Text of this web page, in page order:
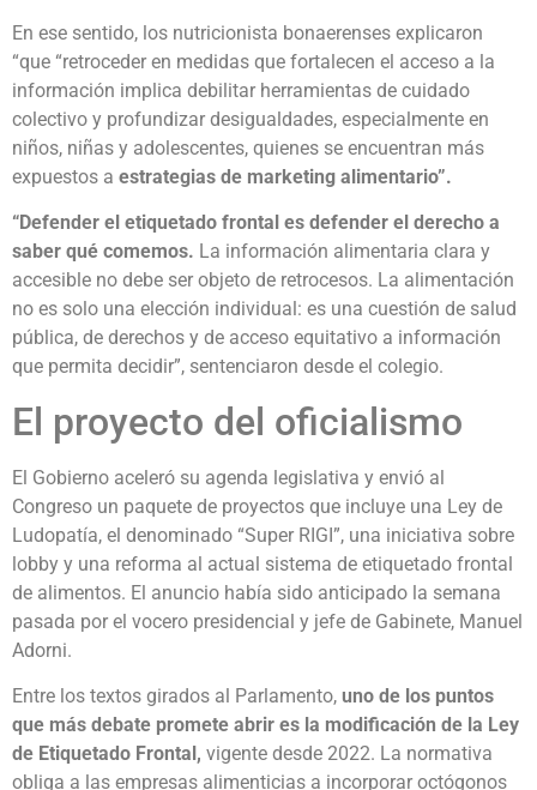
En ese sentido, los nutricionista bonaerenses explicaron
“que “retroceder en medidas que fortalecen el acceso a la
información implica debilitar herramientas de cuidado
colectivo y profundizar desigualdades, especialmente en
niños, niñas y adolescentes, quienes se encuentran más
expuestos a estrategias de marketing alimentario”.
“Defender el etiquetado frontal es defender el derecho a
saber qué comemos. La información alimentaria clara y
accesible no debe ser objeto de retrocesos. La alimentación
no es solo una elección individual: es una cuestión de salud
pública, de derechos y de acceso equitativo a información
que permita decidir”, sentenciaron desde el colegio.
El proyecto del oficialismo
El Gobierno aceleró su agenda legislativa y envió al
Congreso un paquete de proyectos que incluye una Ley de
Ludopatía, el denominado “Super RIGI”, una iniciativa sobre
lobby y una reforma al actual sistema de etiquetado frontal
de alimentos. El anuncio había sido anticipado la semana
pasada por el vocero presidencial y jefe de Gabinete, Manuel
Adorni.
Entre los textos girados al Parlamento, uno de los puntos
que más debate promete abrir es la modificación de la Ley
de Etiquetado Frontal, vigente desde 2022. La normativa
obliga a las empresas alimenticias a incorporar octógonos